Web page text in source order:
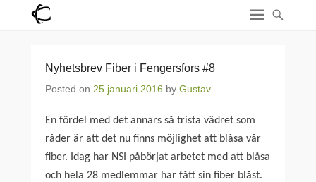
Nyhetsbrev Fiber i Fengersfors #8
Posted on 25 januari 2016 by Gustav
En fördel med det annars så trista vädret som
råder är att det nu finns möjlighet att blåsa vår
fiber. Idag har NSI påbörjat arbetet med att blåsa
och hela 28 medlemmar har fått sin fiber blåst.